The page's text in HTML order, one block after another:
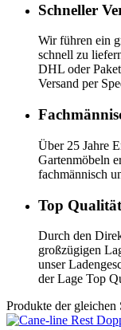
Schneller
Wir führen ein
schnell zu
DHL oder
Versand per
Über 25 Jahre
Gartenmöbeln
fachmännisch
Top
Durch den
großzügigen
unser
der Lage Top
Produkte der gleichen